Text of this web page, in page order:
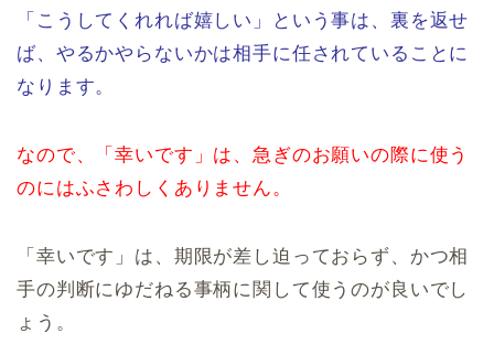
「こうしてくれれば嬉しい」という事は、裏を返せ
ば、やるかやらないかは相手に任されていることに
なります。
なので、「幸いです」は、急ぎのお願いの際に使う
のにはふさわしくありません。
「幸いです」は、期限が差し迫っておらず、かつ相
手の判断にゆだねる事柄に関して使うのが良いでし
ょう。